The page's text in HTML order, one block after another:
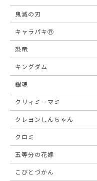
鬼滅の刃
キャラパキⓇ
恐竜
キングダム
銀魂
クリィミーマミ
クレヨンしんちゃん
クロミ
五等分の花嫁
こびとづかん